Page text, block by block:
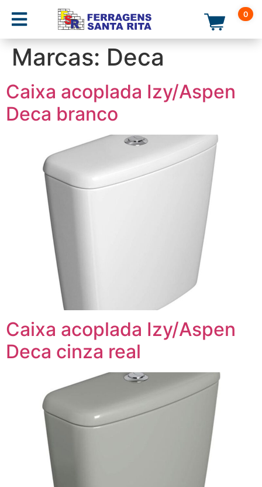
0
Marcas: Deca
Caixa acoplada Izy/Aspen
Deca branco
Caixa acoplada Izy/Aspen
Deca cinza real